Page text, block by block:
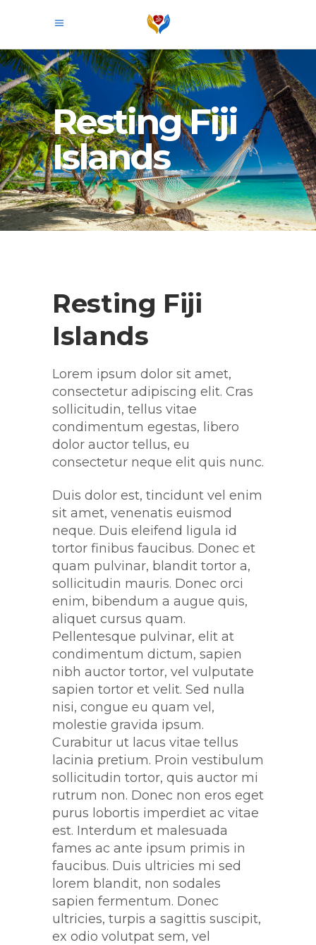
Resting Fiji
Islands
Resting Fiji
Islands
Lorem ipsum dolor sit amet,
consectetur adipiscing elit. Cras
sollicitudin, tellus vitae
condimentum egestas, libero
dolor auctor tellus, eu
consectetur neque elit quis nunc.
Duis dolor est, tincidunt vel enim
sit amet, venenatis euismod
neque. Duis eleifend ligula id
tortor finibus faucibus. Donec et
quam pulvinar, blandit tortor a,
sollicitudin mauris. Donec orci
enim, bibendum a augue quis,
aliquet cursus quam.
Pellentesque pulvinar, elit at
condimentum dictum, sapien
nibh auctor tortor, vel vulputate
sapien tortor et velit. Sed nulla
nisi, congue eu quam vel,
molestie gravida ipsum.
Curabitur ut lacus vitae tellus
lacinia pretium. Proin vestibulum
sollicitudin tortor, quis auctor mi
rutrum non. Donec non eros eget
purus lobortis imperdiet ac vitae
est. Interdum et malesuada
fames ac ante ipsum primis in
faucibus. Duis ultricies mi sed
lorem blandit, non sodales
sapien fermentum. Donec
ultricies, turpis a sagittis suscipit,
ex odio volutpat sem, vel